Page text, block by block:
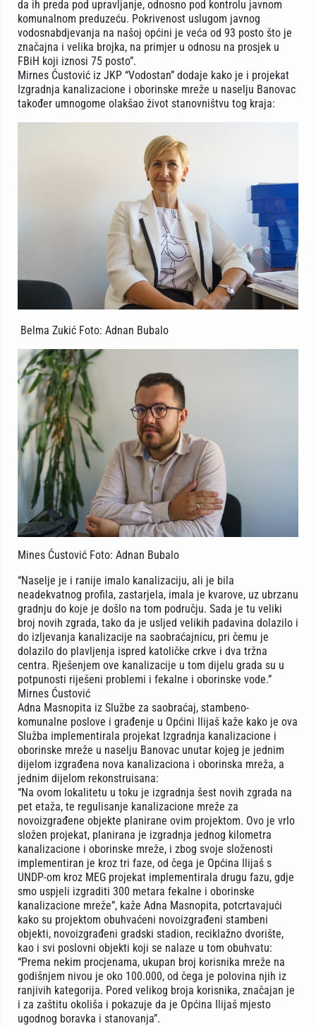
da ih preda pod upravljanje, odnosno pod kontrolu javnom
komunalnom preduzeću. Pokrivenost uslugom javnog
vodosnabdjevanja na našoj općini je veća od 93 posto što je
značajna i velika brojka, na primjer u odnosu na prosjek u
FBiH koji iznosi 75 posto”.
Mirnes Ćustović iz JKP “Vodostan” dodaje kako je i projekat
Izgradnja kanalizacione i oborinske mreže u naselju Banovac
također umnogome olakšao život stanovništvu tog kraja:
Belma Zukić Foto: Adnan Bubalo
Mines Ćustović Foto: Adnan Bubalo
“Naselje je i ranije imalo kanalizaciju, ali je bila
neadekvatnog profila, zastarjela, imala je kvarove, uz ubrzanu
gradnju do koje je došlo na tom području. Sada je tu veliki
broj novih zgrada, tako da je usljed velikih padavina dolazilo i
do izljevanja kanalizacije na saobraćajnicu, pri čemu je
dolazilo do plavljenja ispred katoličke crkve i dva tržna
centra. Rješenjem ove kanalizacije u tom dijelu grada su u
potpunosti riješeni problemi i fekalne i oborinske vode.”
Mirnes Ćustović
Adna Masnopita iz Službe za saobraćaj, stambeno-
komunalne poslove i građenje u Općini Ilijaš kaže kako je ova
Služba implementirala projekat Izgradnja kanalizacione i
oborinske mreže u naselju Banovac unutar kojeg je jednim
dijelom izgrađena nova kanalizaciona i oborinska mreža, a
jednim dijelom rekonstruisana:
“Na ovom lokalitetu u toku je izgradnja šest novih zgrada na
pet etaža, te regulisanje kanalizacione mreže za
novoizgrađene objekte planirane ovim projektom. Ovo je vrlo
složen projekat, planirana je izgradnja jednog kilometra
kanalizacione i oborinske mreže, i zbog svoje složenosti
implementiran je kroz tri faze, od čega je Općina Ilijaš s
UNDP-om kroz MEG projekat implementirala drugu fazu, gdje
smo uspjeli izgraditi 300 metara fekalne i oborinske
kanalizacione mreže”, kaže Adna Masnopita, potcrtavajući
kako su projektom obuhvaćeni novoizgrađeni stambeni
objekti, novoizgrađeni gradski stadion, reciklažno dvorište,
kao i svi poslovni objekti koji se nalaze u tom obuhvatu:
“Prema nekim procjenama, ukupan broj korisnika mreže na
godišnjem nivou je oko 100.000, od čega je polovina njih iz
ranjivih kategorija. Pored velikog broja korisnika, značajan je
i za zaštitu okoliša i pokazuje da je Općina Ilijaš mjesto
ugodnog boravka i stanovanja”.